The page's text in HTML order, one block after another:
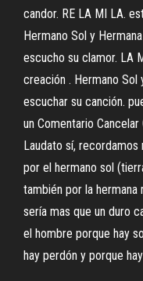
candor. RE LA MI LA.
Hermano Sol y
escucho su clamor. LA
creación . Hermano Sol
escuchar su canción.
un Comentario
Laudato sí, recordamos
por el hermano sol
también por la hermana
sería mas que un duro
el hombre porque hay
hay perdón y porque